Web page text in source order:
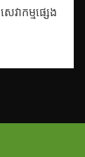
វាកម្មផ្សេង